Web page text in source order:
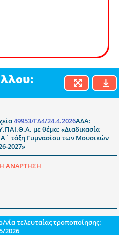
49953/ΓΔ4/24.4.2026ΑΔΑ:
με θέμα: «Διαδικασία
τάξη Γυμνασίου των Μουσικών
2027»
ΑΝΑΡΤΗΣΗ
νία τελευταίας τροποποίησης:
2026